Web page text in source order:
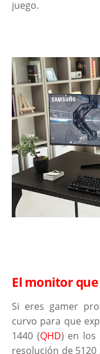
juego.
El monitor
Si eres gamer
curvo para que
1440 (QHD) en los
resolución de 5120